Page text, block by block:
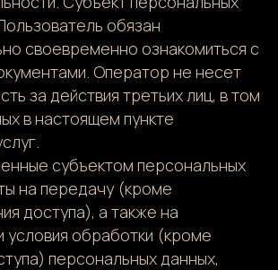
обязан
своевременно ознакомиться с
Оператор не несет
за действия третьих лиц, в том
в настоящем пункте
субъектом персональных
на передачу (кроме
доступа), а также на
условия обработки (кроме
персональных данных,